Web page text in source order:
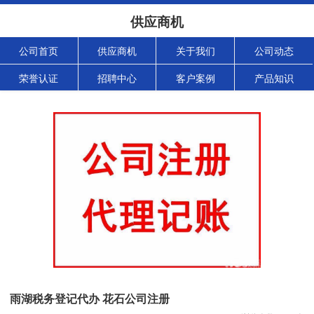
供应商机
公司首页 供应商机 关于我们 公司动态
荣誉认证 招聘中心 客户案例 产品知识
雨湖税务登记代办 花石公司注册